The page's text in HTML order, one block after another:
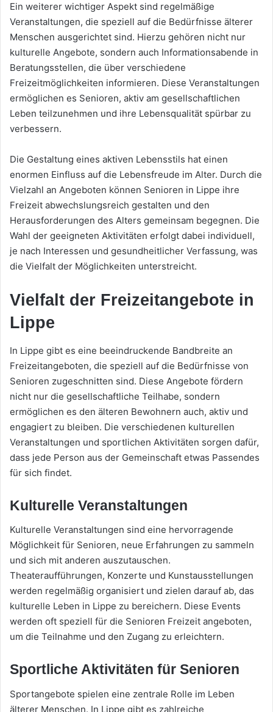
Ein weiterer wichtiger Aspekt sind regelmäßige
Veranstaltungen, die speziell auf die Bedürfnisse älterer
Menschen ausgerichtet sind. Hierzu gehören nicht nur
kulturelle Angebote, sondern auch Informationsabende in
Beratungsstellen, die über verschiedene
Freizeitmöglichkeiten informieren. Diese Veranstaltungen
ermöglichen es Senioren, aktiv am gesellschaftlichen
Leben teilzunehmen und ihre Lebensqualität spürbar zu
verbessern.
Die Gestaltung eines aktiven Lebensstils hat einen
enormen Einfluss auf die Lebensfreude im Alter. Durch die
Vielzahl an Angeboten können Senioren in Lippe ihre
Freizeit abwechslungsreich gestalten und den
Herausforderungen des Alters gemeinsam begegnen. Die
Wahl der geeigneten Aktivitäten erfolgt dabei individuell,
je nach Interessen und gesundheitlicher Verfassung, was
die Vielfalt der Möglichkeiten unterstreicht.
Vielfalt der Freizeitangebote in
Lippe
In Lippe gibt es eine beeindruckende Bandbreite an
Freizeitangeboten, die speziell auf die Bedürfnisse von
Senioren zugeschnitten sind. Diese Angebote fördern
nicht nur die gesellschaftliche Teilhabe, sondern
ermöglichen es den älteren Bewohnern auch, aktiv und
engagiert zu bleiben. Die verschiedenen kulturellen
Veranstaltungen und sportlichen Aktivitäten sorgen dafür,
dass jede Person aus der Gemeinschaft etwas Passendes
für sich findet.
Kulturelle Veranstaltungen
Kulturelle Veranstaltungen sind eine hervorragende
Möglichkeit für Senioren, neue Erfahrungen zu sammeln
und sich mit anderen auszutauschen.
Theateraufführungen, Konzerte und Kunstausstellungen
werden regelmäßig organisiert und zielen darauf ab, das
kulturelle Leben in Lippe zu bereichern. Diese Events
werden oft speziell für die Senioren Freizeit angeboten,
um die Teilnahme und den Zugang zu erleichtern.
Sportliche Aktivitäten für Senioren
Sportangebote spielen eine zentrale Rolle im Leben
älterer Menschen. In Lippe gibt es zahlreiche